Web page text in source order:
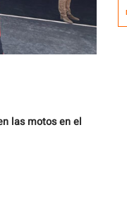
las motos en el